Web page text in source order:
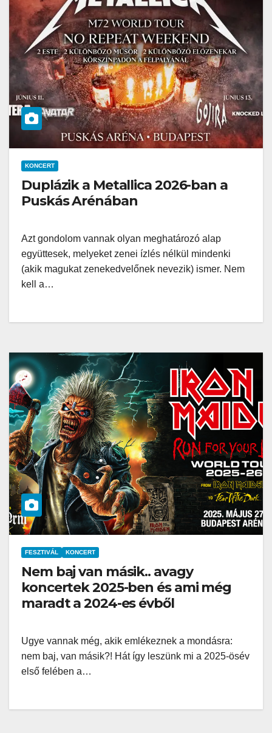
KONCERT
Duplázik a Metallica 2026-ban a
Puskás Arénában
Azt gondolom vannak olyan meghatározó alap
együttesek, melyeket zenei ízlés nélkül mindenki
(akik magukat zenekedvelőnek nevezik) ismer. Nem
kell a…
FESZTIVÁL KONCERT
Nem baj van másik.. avagy
koncertek 2025-ben és ami még
maradt a 2024-es évből
Ugye vannak még, akik emlékeznek a mondásra:
nem baj, van másik?! Hát így leszünk mi a 2025-ösév
első felében a…